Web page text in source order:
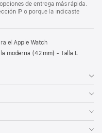
de entrega más rápida.
IP o porque la indicaste
el Apple Watch
moderna (42 mm) - Talla L